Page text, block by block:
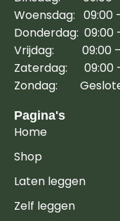
Woensdag: 09:00
Donderdag: 09:00
Vrijdag: 09:00 –
Zaterdag: 09:00
Zondag:
Pagina's
Home
Shop
Laten leggen
Zelf leggen